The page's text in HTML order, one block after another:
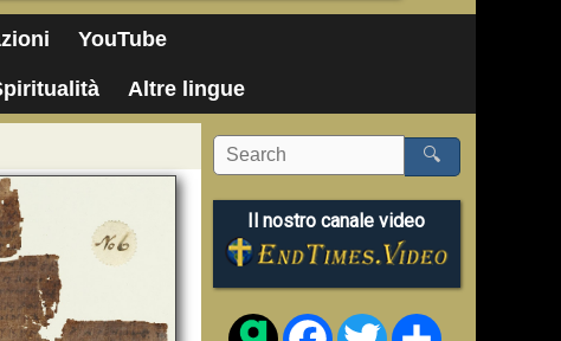
YouTube
Altre lingue
🔍
Il nostro canale video
FacebookTwitter